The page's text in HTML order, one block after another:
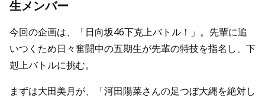
生メンバー
今回の企画は、「日向坂46下克上バトル！」。先輩に追
いつくため日々奮闘中の五期生が先輩の特技を指名し、下
剋上バトルに挑む。
まずは大田美月が、「河田陽菜さんの足つぼ大縄を絶対し